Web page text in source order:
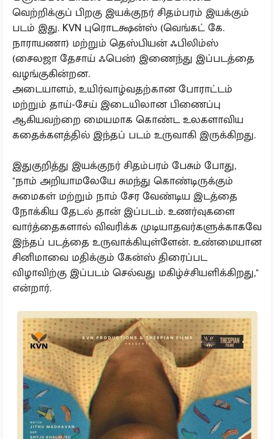
வெற்றிக்குப் பிறகு இயக்குநர் சிதம்பரம் இயக்கும்
படம் இது. KVN புரொடக்ஷன்ஸ் (வெங்கட் கே.
நாராயணா) மற்றும் தெஸ்பியன் ஃபிலிம்ஸ்
(சைலஜா தேசாய் ஃபென்) இணைந்து இப்படத்தை
வழங்குகின்றன.
அடையாளம், உயிர்வாழ்வதற்கான போராட்டம்
மற்றும் தாய்-சேய் இடையிலான பிணைப்பு
ஆகியவற்றை மையமாக கொண்ட உலகளாவிய
கதைக்களத்தில் இந்தப் படம் உருவாகி இருக்கிறது.
இதுகுறித்து இயக்குநர் சிதம்பரம் பேசும் போது,
"நாம் அறியாமலேயே சுமந்து கொண்டிருக்கும்
சுமைகள் மற்றும் நாம் சேர வேண்டிய இடத்தை
நோக்கிய தேடல் தான் இப்படம். உணர்வுகளை
வார்த்தைகளால் விவரிக்க முடியாதவர்களுக்காகவே
இந்தப் படத்தை உருவாக்கியுள்ளேன். உண்மையான
சினிமாவை மதிக்கும் கேன்ஸ் திரைப்பட
விழாவிற்கு இப்படம் செல்வது மகிழ்ச்சியளிக்கிறது,"
என்றார்.